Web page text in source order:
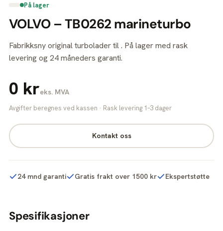
På lager
VOLVO – TB0262 marineturbo
Fabrikksny original turbolader til . På lager med rask
levering og 24 måneders garanti.
0 kreks. MVA
Avgifter beregnes ved kassen · Rask levering 1–3 dager
Kontakt oss
24 mnd garanti Gratis frakt over 1500 kr Ekspertstøtte
Spesifikasjoner